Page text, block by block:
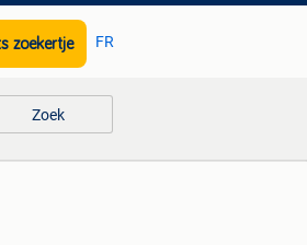
zoekertje FR
Zoek